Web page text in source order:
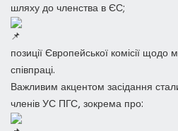
шляху до членства в ЄС;
позиції Європейської комісії щодо
співпраці.
Важливим акцентом засідання
членів УС ПГС, зокрема про: